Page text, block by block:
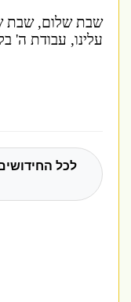
שבת שלום, שבת
עלינו, עבודת ה'
לכל החידושים